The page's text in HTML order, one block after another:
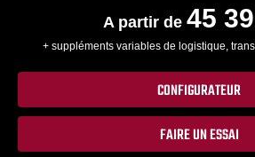
A partir de 45
+ suppléments variables de logistique,
CONFIGURATEUR
FAIRE UN ESSAI